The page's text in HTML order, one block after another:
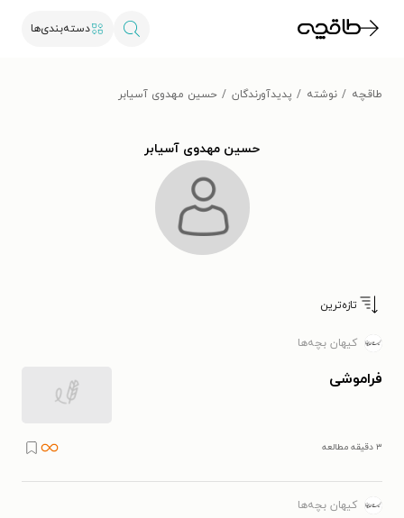
دسته‌بندی‌ها
طاقچه نوشته پدیدآورندگان حسین مهدوی آسیابر
حسین مهدوی آسیابر
تازه‌ترین
کیهان بچه‌ها
فراموشی
۳ دقیقه مطالعه
کیهان بچه‌ها